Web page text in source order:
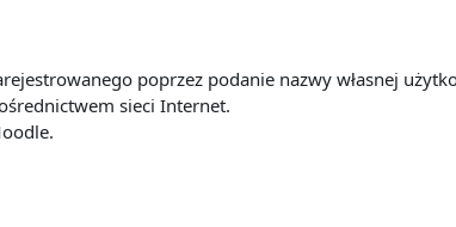
poprzez podanie nazwy własnej
sieci Internet.